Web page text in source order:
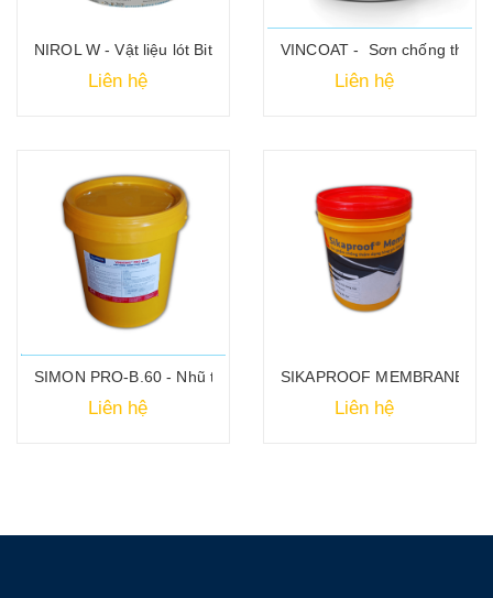
NIROL W - Vật liệu lót Bitum gốc nước
Liên hệ
VINCOAT - Sơn chống
Liên hệ
SIMON PRO-B.60 - Nhũ tương chống thấm đàn hồi
Liên hệ
SIKAPROOF MEMBRANE -
Liên hệ